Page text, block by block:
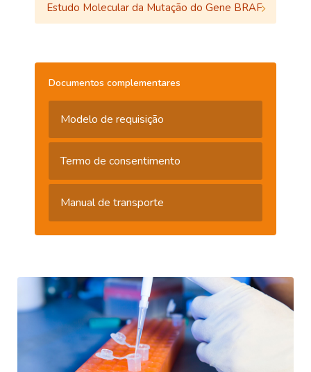
Estudo Molecular da Mutação do Gene BRAF
Documentos complementares
Modelo de requisição
Termo de consentimento
Manual de transporte